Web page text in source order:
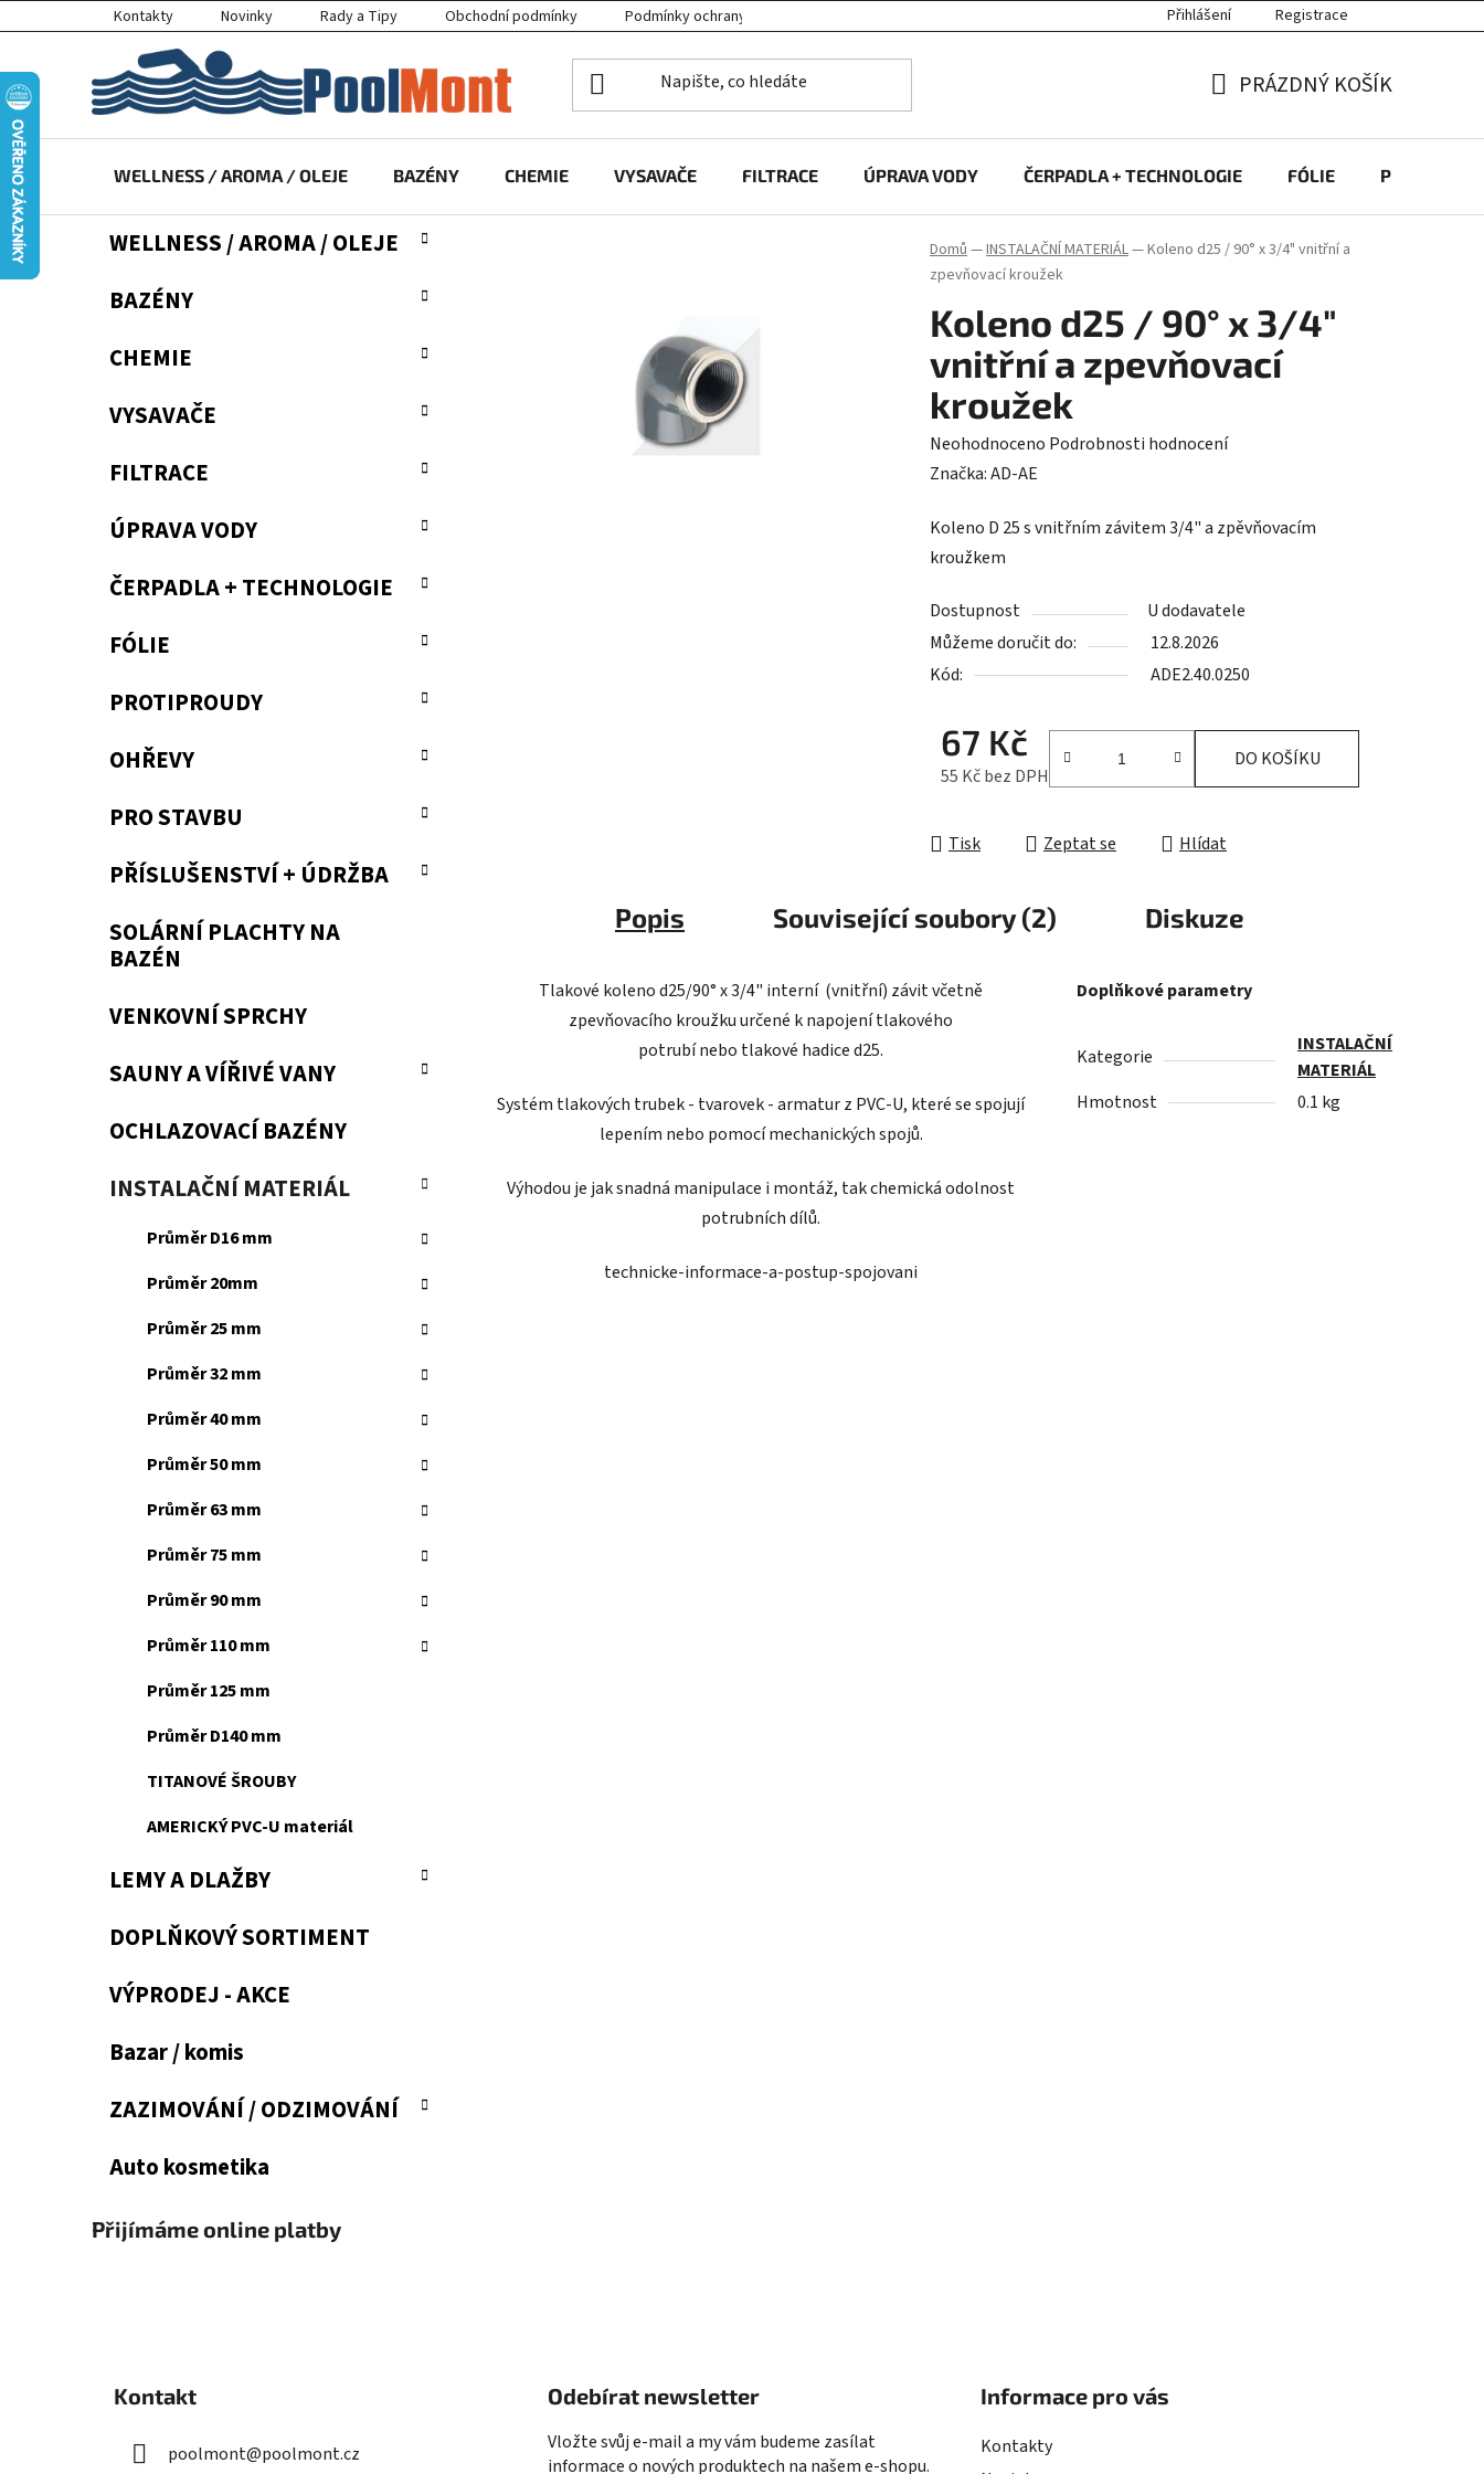
na
Kontakty Novinky Rady a Tipy Obchodní podmínky Podmínky ochrany osobních údajů Přihlášení Registrace
KOŠÍK
PRÁZDNÝ KOŠÍK
WELLNESS / AROMA / OLEJE BAZÉNY CHEMIE VYSAVAČE FILTRACE ÚPRAVA VODY ČERPADLA + TECHNOLOGIE FÓLIE
kategorie
WELLNESS / AROMA / OLEJE
BAZÉNY
CHEMIE
VYSAVAČE
FILTRACE
ÚPRAVA VODY
ČERPADLA + TECHNOLOGIE
FÓLIE
PROTIPROUDY
OHŘEVY
PRO STAVBU
PŘÍSLUŠENSTVÍ + ÚDRŽBA
SOLÁRNÍ PLACHTY NA
BAZÉN
VENKOVNÍ SPRCHY
SAUNY A VÍŘIVÉ VANY
OCHLAZOVACÍ BAZÉNY
INSTALAČNÍ MATERIÁL
Průměr D16 mm
Průměr 20mm
Průměr 25 mm
Průměr 32 mm
Průměr 40 mm
Průměr 50 mm
Průměr 63 mm
Průměr 75 mm
Průměr 90 mm
Průměr 110 mm
Průměr 125 mm
Průměr D140 mm
TITANOVÉ ŠROUBY
AMERICKÝ PVC-U materiál
LEMY A DLAŽBY
DOPLŇKOVÝ SORTIMENT
VÝPRODEJ - AKCE
Bazar / komis
ZAZIMOVÁNÍ / ODZIMOVÁNÍ
Auto kosmetika
Přijímáme online platby
Domů—INSTALAČNÍ MATERIÁL—Koleno d25 / 90° x 3/4" vnitřní a
zpevňovací kroužek
Koleno d25 / 90° x 3/4"
vnitřní a zpevňovací
kroužek
Průměrné
hodnocení
je
0,0
5
hvězdiček.
Neohodnoceno Podrobnosti hodnocení
Značka:AD-AE
Koleno D 25 s vnitřním závitem 3/4" a zpěvňovacím
kroužkem
Dostupnost
U dodavatele
Můžeme doručit do:
12.8.2026
Kód:
ADE2.40.0250
67 Kč
55 Kč bez DPH
DO KOŠÍKU
Tisk Zeptat se Hlídat
Popis Související soubory (2) Diskuze
Tlakové koleno d25/90° x 3/4" interní (vnitřní) závit včetně
zpevňovacího kroužku určené k napojenítlakového
potrubínebo tlakové hadice d25.
Systém tlakových trubek - tvarovek - armatur z PVC-U, které se spojují
lepením nebo pomocí mechanických spojů.
Výhodou je jak snadná manipulace i montáž, tak chemická odolnost
potrubních dílů.
technicke-informace-a-postup-spojovani
Doplňkové parametry
Kategorie
INSTALAČNÍ
MATERIÁL
Hmotnost
0.1 kg
Kontakt
poolmont@poolmont.cz
Odebírat newsletter
Vložte svůj e-mail a my vám budeme zasílat
informace o nových produktech na našem e-shopu.
Informace pro vás
Kontakty